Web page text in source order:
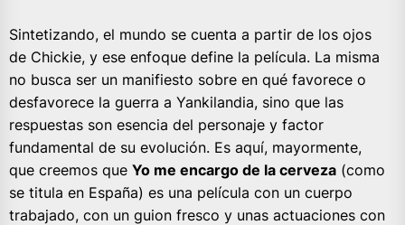
Sintetizando, el mundo se cuenta a partir de los ojos
de Chickie, y ese enfoque define la película. La misma
no busca ser un manifiesto sobre en qué favorece o
desfavorece la guerra a Yankilandia, sino que las
respuestas son esencia del personaje y factor
fundamental de su evolución. Es aquí, mayormente,
que creemos que Yo me encargo de la cerveza (como
se titula en España) es una película con un cuerpo
trabajado, con un guion fresco y unas actuaciones con